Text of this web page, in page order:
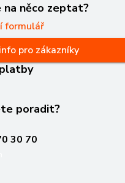
na něco zeptat?
formulář
pro zákazníky
poradit?
30 70